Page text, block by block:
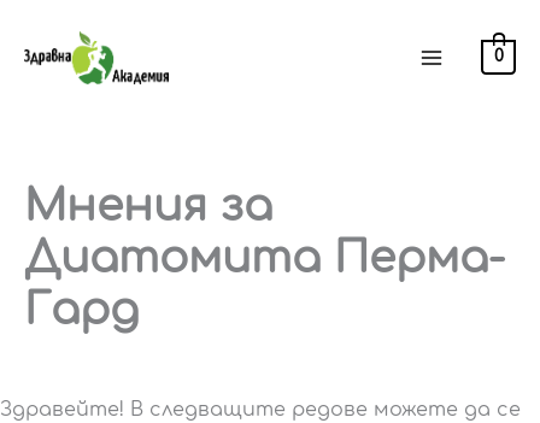
content
0
Мнения за
Диатомита Перма-
Гард
Здравейте! В следващите редове можете да се